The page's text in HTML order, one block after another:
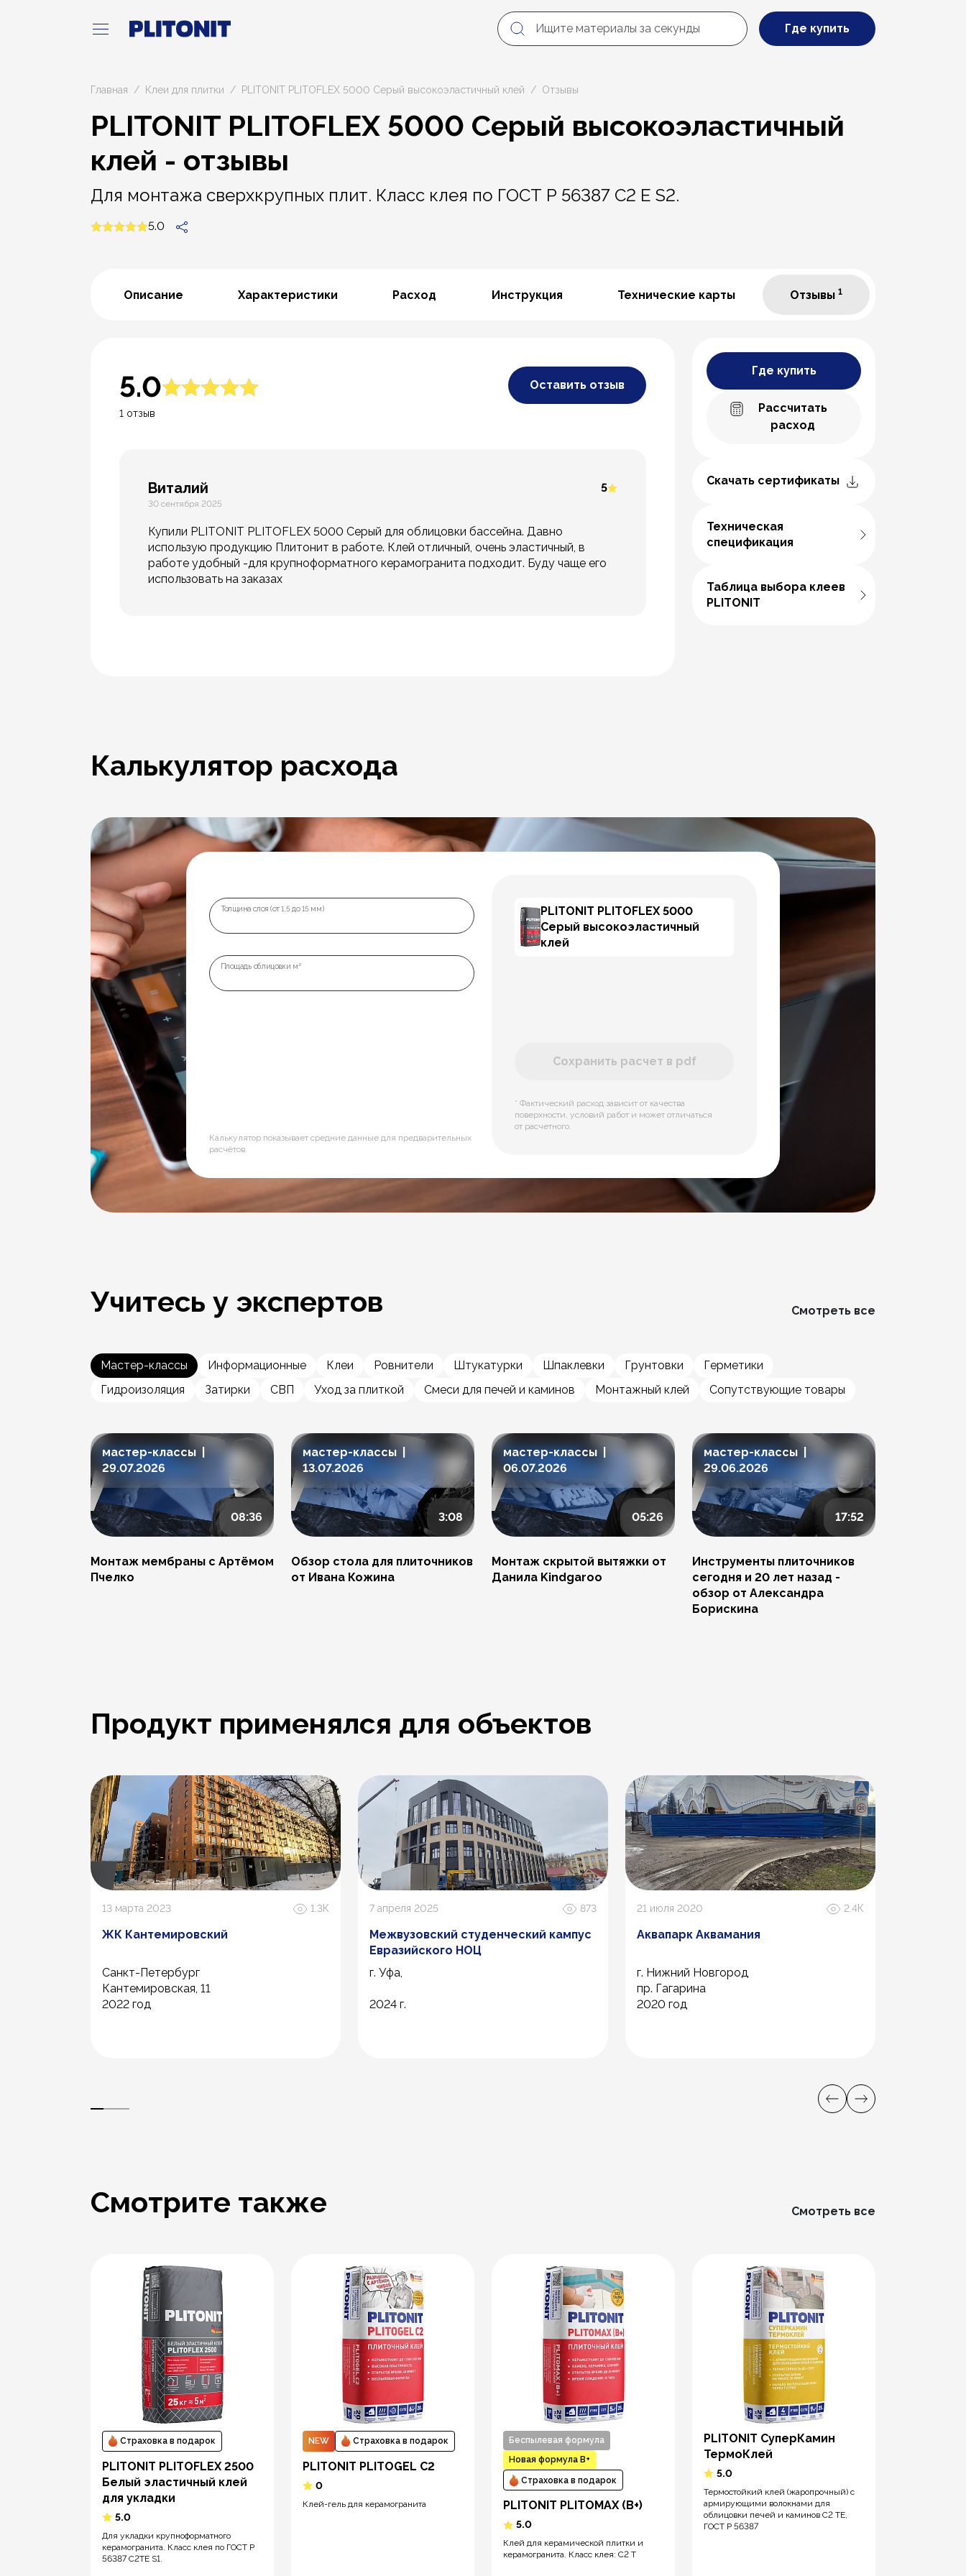
Где купить
Главная Клеи для плитки PLITONIT PLITOFLEX 5000 Серый высокоэластичный клей Отзывы
PLITONIT PLITOFLEX 5000 Серый высокоэластичный
клей - отзывы
Для монтажа сверхкрупных плит. Класс клея по ГОСТ Р 56387 C2 E S2.
5.0
Описание Характеристики Расход Инструкция Технические карты Отзывы 1
5.0
1 отзыв
Оставить отзыв
Виталий 5
30 сентября 2025
Купили PLITONIT PLITOFLEX 5000 Серый для облицовки бассейна. Давно
использую продукцию Плитонит в работе. Клей отличный, очень эластичный, в
работе удобный -для крупноформатного керамогранита подходит. Буду чаще его
использовать на заказах
Где купить
Рассчитать
расход
Скачать сертификаты
Техническая
спецификация
Таблица выбора клеев
PLITONIT
Калькулятор расхода
Толщина слоя (от 1,5 до 15 мм)
Площадь облицовки м²
Калькулятор показывает средние данные для предварительных
расчётов.
PLITONIT PLITOFLEX 5000
Серый высокоэластичный
клей
Сохранить расчет в pdf
* Фактический расход зависит от качества
поверхности, условий работ и может отличаться
от расчетного.
Учитесь у экспертов Смотреть все
Мастер-классы Информационные Клеи Ровнители Штукатурки Шпаклевки Грунтовки
Герметики
Гидроизоляция
Затирки СВП Уход за плиткой Смеси для печей и каминов Монтажный клей Сопутствующие товары
мастер-классы |
29.07.2026
08:36
Монтаж мембраны с Артёмом
Пчелко
мастер-классы |
13.07.2026
3:08
Обзор стола для плиточников
от Ивана Кожина
мастер-классы |
06.07.2026
05:26
Монтаж скрытой вытяжки от
Данила Kindgaroo
мастер-классы |
29.06.2026
17:52
Инструменты плиточников
сегодня и 20 лет назад -
обзор от Александра
Борискина
Продукт применялся для объектов
13 марта 2023 1.3К
ЖК Кантемировский
Санкт-Петербург
Кантемировская, 11
2022 год
7 апреля 2025 873
Межвузовский студенческий кампус
Евразийского НОЦ
г. Уфа,
2024 г.
21 июля 2020 2.4К
Аквапарк Аквамания
г. Нижний Новгород
пр. Гагарина
2020 год
Смотрите также Смотреть все
Страховка в подарок
PLITONIT PLITOFLEX 2500
Белый эластичный клей
для укладки
5.0
Для укладки крупноформатного
керамогранита. Класс клея по ГОСТ Р
56387 C2TE S1.
NEW Страховка в подарок
PLITONIT PLITOGEL C2
0
Клей-гель для керамогранита
Беспылевая формула
Новая формула В+
Страховка в подарок
PLITONIT PLITOMAX (В+)
5.0
Клей для керамической плитки и
керамогранита. Класс клея: C2 T
PLITONIT СуперКамин
ТермоКлей
5.0
Термостойкий клей (жаропрочный) с
армирующими волокнами для
облицовки печей и каминов С2 ТЕ,
ГОСТ Р 56387